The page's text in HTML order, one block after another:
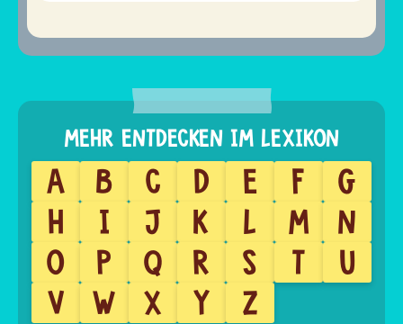
A B C D E F
G
H
I J K L M
N
O
P Q R S T
U
V
W X Y Z